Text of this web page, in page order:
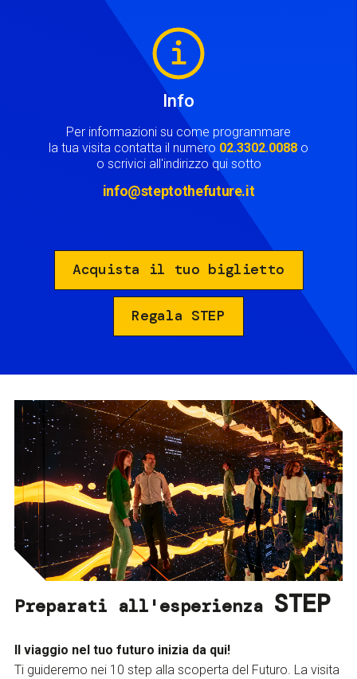
Info
Per informazioni su come programmare
la tua visita contatta il numero 02.3302.0088 o
o scrivici all'indirizzo qui sotto
info@steptothefuture.it
Acquista il tuo biglietto
Regala STEP
Preparati all'esperienza STEP
Il viaggio nel tuo futuro inizia da qui!
Ti guideremo nei 10 step alla scoperta del Futuro. La visita